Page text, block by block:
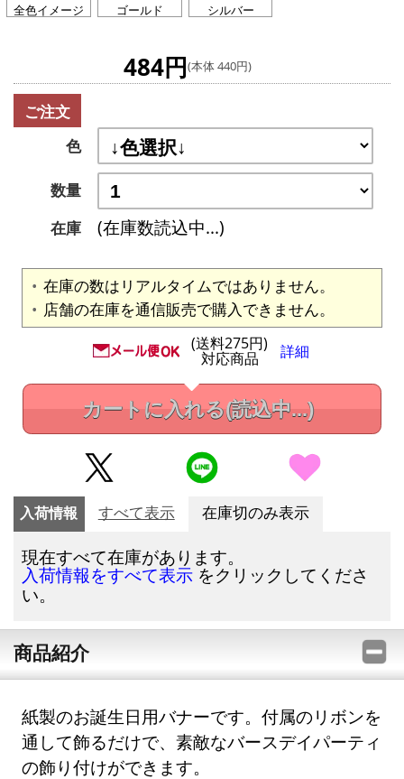
全色イメージ ゴールド シルバー
484円(本体 440円)
ご注文
色
数量
在庫
(在庫数読込中...)
在庫の数はリアルタイムではありません。
店舗の在庫を通信販売で購入できません。
(送料275円)
対応商品 詳細
カートに入れる(読込中...)
入荷情報 すべて表示 在庫切のみ表示
現在すべて在庫があります。
入荷情報をすべて表示 をクリックしてくださ
い。
商品紹介
紙製のお誕生日用バナーです。付属のリボンを
通して飾るだけで、素敵なバースデイパーティ
の飾り付けができます。